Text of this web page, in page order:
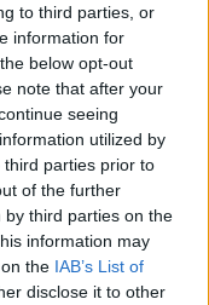
to third parties, or
information for
below opt-out
note that after your
seeing
utilized by
parties prior to
of the further
third parties on the
information may
the IAB’s List of
disclose it to other
szállítást már
teljesen más volt a
. Persze alapjában
hiszen a német
kavicsról volt
vannak
és
nem eszembe
peronok is
(EU pénzből, a
1928-tól